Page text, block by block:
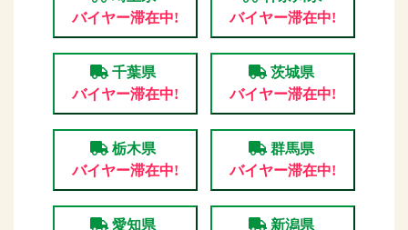
バイヤー滞在中!
バイヤー滞在中!
千葉県
バイヤー滞在中!
茨城県
バイヤー滞在中!
栃木県
バイヤー滞在中!
群馬県
バイヤー滞在中!
愛知県
新潟県